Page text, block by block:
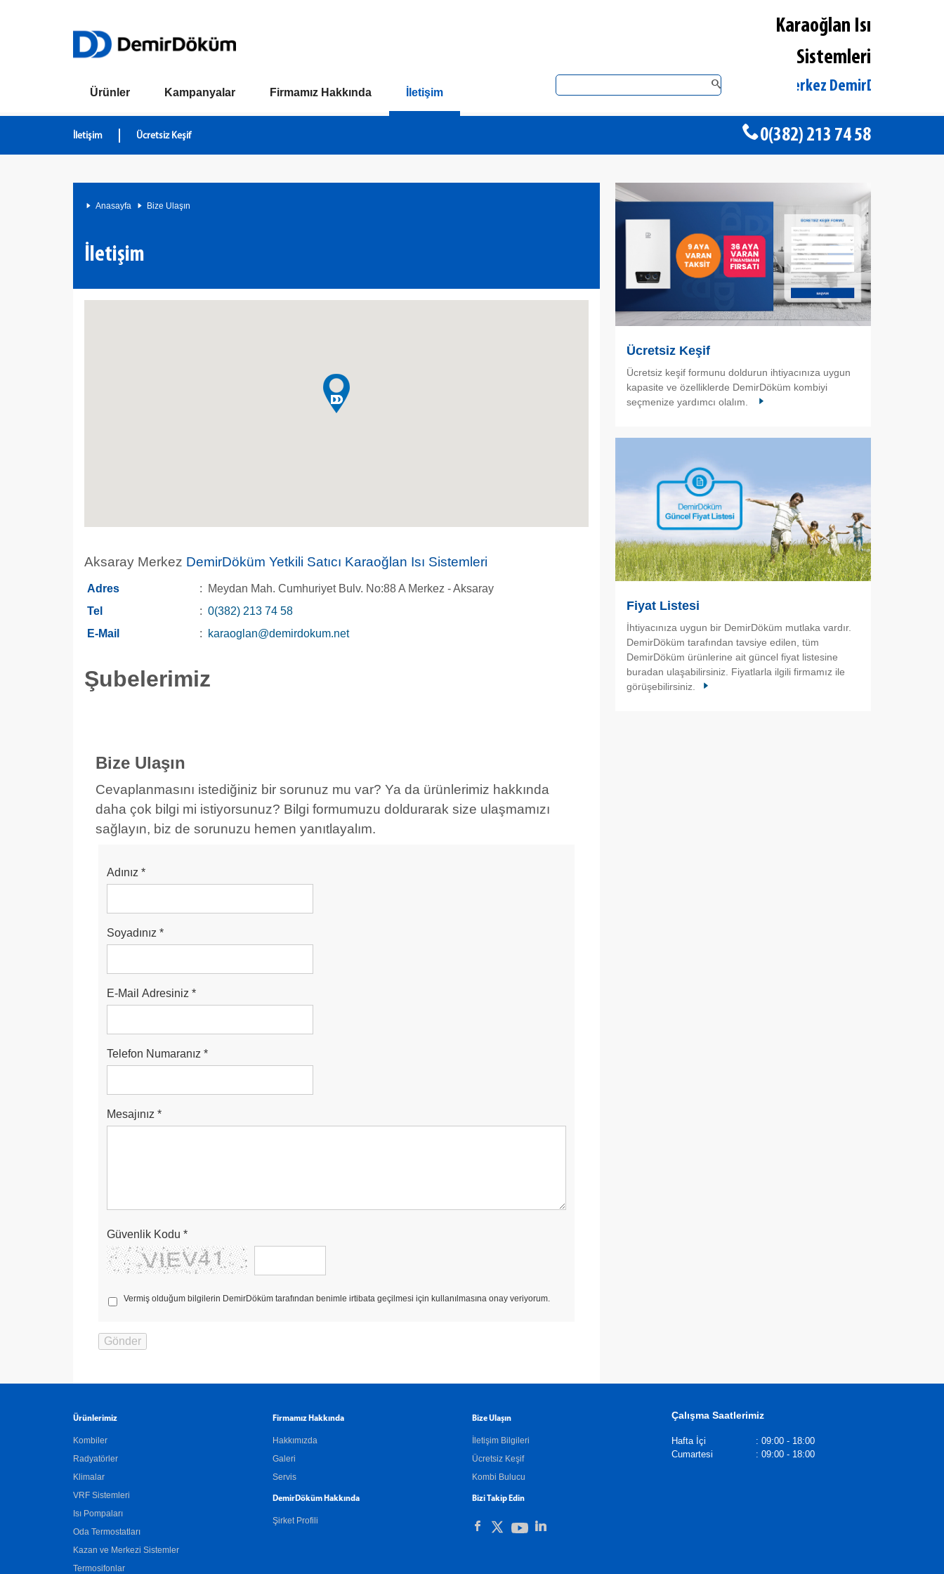
Karaoğlan Isı
Sistemleri
Aksaray Merkez DemirDöküm Yetkili
Ürünler Kampanyalar Firmamız Hakkında İletişim
İletişim Ücretsiz Keşif 0(382) 213 74 58
Anasayfa Bize Ulaşın
İletişim
Aksaray Merkez DemirDöküm Yetkili Satıcı Karaoğlan Isı Sistemleri
Adres :
Meydan Mah. Cumhuriyet Bulv. No:88 A Merkez - Aksaray
Tel
: 0(382) 213 74 58
E-Mail
: karaoglan@demirdokum.net
Şubelerimiz
Bize Ulaşın
Cevaplanmasını istediğiniz bir sorunuz mu var? Ya da ürünlerimiz hakkında
daha çok bilgi mi istiyorsunuz? Bilgi formumuzu doldurarak size ulaşmamızı
sağlayın, biz de sorunuzu hemen yanıtlayalım.
Adınız *
Soyadınız *
E-Mail Adresiniz *
Telefon Numaranız *
Mesajınız *
Güvenlik Kodu *
Vermiş olduğum bilgilerin DemirDöküm tarafından benimle irtibata geçilmesi için kullanılmasına onay veriyorum.
Ücretsiz Keşif
Ücretsiz keşif formunu doldurun ihtiyacınıza uygun
kapasite ve özelliklerde DemirDöküm kombiyi
seçmenize yardımcı olalım.
Fiyat Listesi
İhtiyacınıza uygun bir DemirDöküm mutlaka vardır.
DemirDöküm tarafından tavsiye edilen, tüm
DemirDöküm ürünlerine ait güncel fiyat listesine
buradan ulaşabilirsiniz. Fiyatlarla ilgili firmamız ile
görüşebilirsiniz.
Ürünlerimiz
Kombiler
Radyatörler
Klimalar
VRF Sistemleri
Isı Pompaları
Oda Termostatları
Kazan ve Merkezi Sistemler
Termosifonlar
Firmamız Hakkında
Hakkımızda
Galeri
Servis
DemirDöküm Hakkında
Şirket Profili
Bize Ulaşın
İletişim Bilgileri
Ücretsiz Keşif
Kombi Bulucu
Bizi Takip Edin
Çalışma Saatlerimiz
Hafta İçi : 09:00 - 18:00
Cumartesi
: 09:00 - 18:00